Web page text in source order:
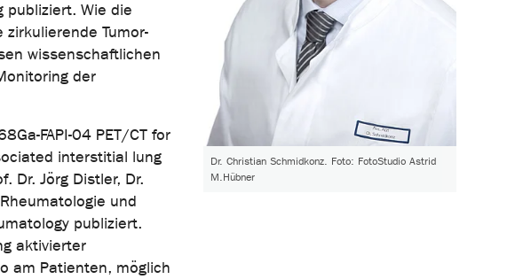
publiziert. Wie die
Tumor-
wissenschaftlichen
der
FAPI-04 PET/CT for
interstitial lung
Dr. Jörg Distler, Dr.
und
publiziert.
aktivierter
am Patienten, möglich
Dr. Christian Schmidkonz. Foto: FotoStudio Astrid
M.Hübner